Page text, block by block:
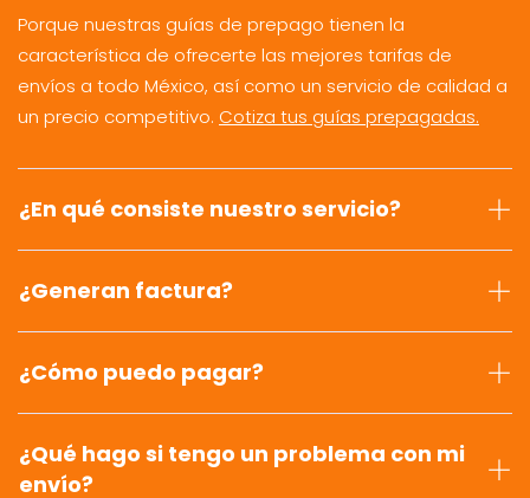
Porque nuestras guías de prepago tienen la
característica de ofrecerte las mejores tarifas de
envíos a todo México, así como un servicio de calidad a
un precio competitivo. Cotiza tus guías prepagadas.
¿En qué consiste nuestro servicio?
¿Generan factura?
¿Cómo puedo pagar?
¿Qué hago si tengo un problema con mi
envío?